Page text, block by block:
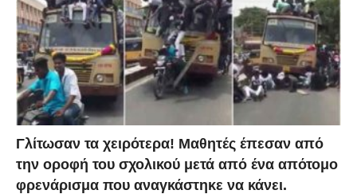
Γλίτωσαν τα χειρότερα! Μαθητές έπεσαν από
την οροφή του σχολικού μετά από ένα απότομο
φρενάρισμα που αναγκάστηκε να κάνει.